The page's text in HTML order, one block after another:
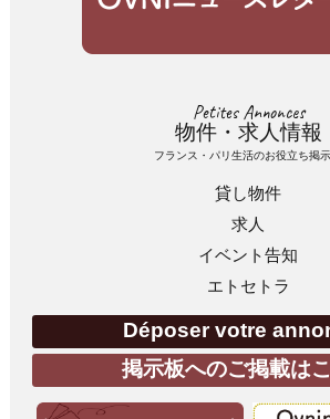
Petites Annonces
物件・求人情報
フランス・パリ生活のお役立ち掲
貸し物件
求人
イベント告知
エトセトラ
Déposer votre
掲示板へのご掲載は